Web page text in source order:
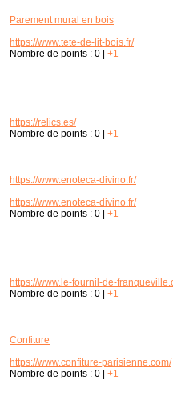
Parement mural en bois
https://www.tete-de-lit-bois.fr/
Nombre de points : 0 +1
https://relics.es/
Nombre de points : 0 +1
https://www.enoteca-divino.fr/
https://www.enoteca-divino.fr/
Nombre de points : 0 +1
https://www.le-fournil-de-
Nombre de points : 0 +1
Confiture
https://www.confiture-parisienne.com/
Nombre de points : 0 +1